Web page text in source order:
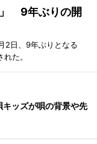
」 9年ぶりの開
2日、9年ぶりとなる
た。
ッズが唄の背景や先